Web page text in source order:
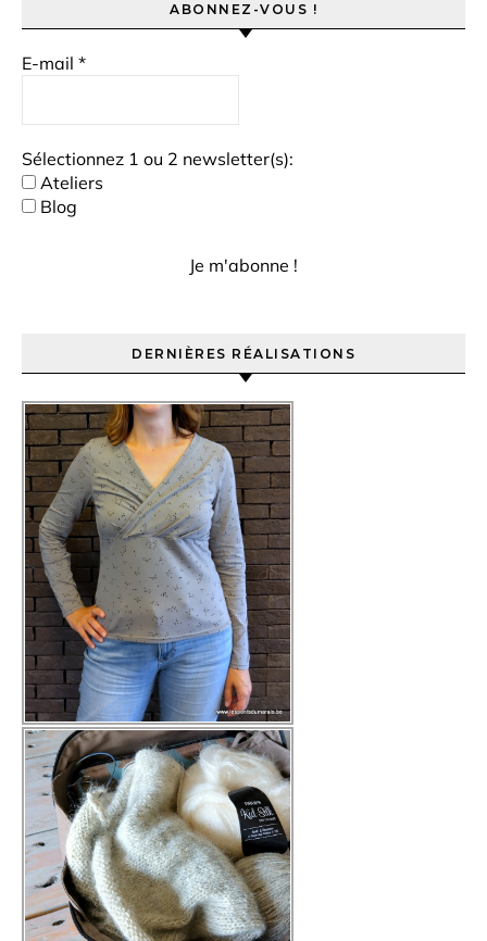
ABONNEZ-VOUS !
E-mail *
Sélectionnez 1 ou 2 newsletter(s):
Ateliers
Blog
DERNIÈRES RÉALISATIONS